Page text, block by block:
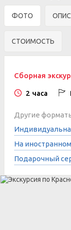
ФОТО
СТОИМОСТЬ
Сборная
2 часа
Другие
На
Подарочный